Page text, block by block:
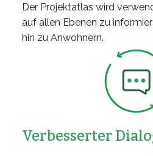
Der Projektatlas wird
auf allen Ebenen zu
hin zu Anwohnern.
Verbesserter